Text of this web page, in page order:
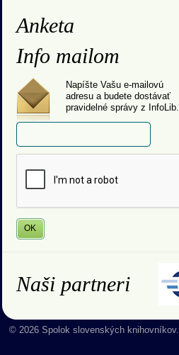
Anketa
Info mailom
Napíšte Vašu e-mailovú
adresu a budete dostávať
pravidelné správy z InfoLib.
Naši partneri
© 2026 Spolok slovenských knihovníkov.